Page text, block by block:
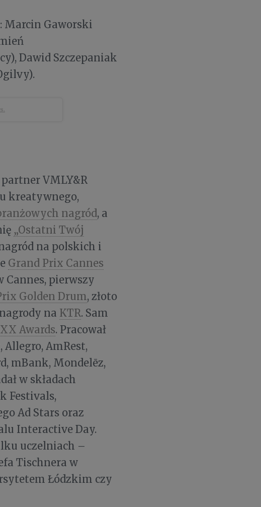
Marcin Gaworski
Dawid Szczepaniak
VMLY&R
kreatywnego,
nagród, a
„Ostatni Twój
na polskich i
Grand Prix Cannes
pierwszy
Golden Drum, złoto
na KTR. Sam
Awards. Pracował
AmRest,
mBank, Mondelēz,
w składach
Festivals,
Ad Stars oraz
Interactive Day.
uczelniach –
Tischnera w
Łódzkim czy